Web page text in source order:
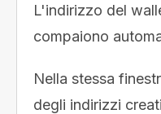
L'indirizzo del
compaiono
Nella stessa
degli indirizzi